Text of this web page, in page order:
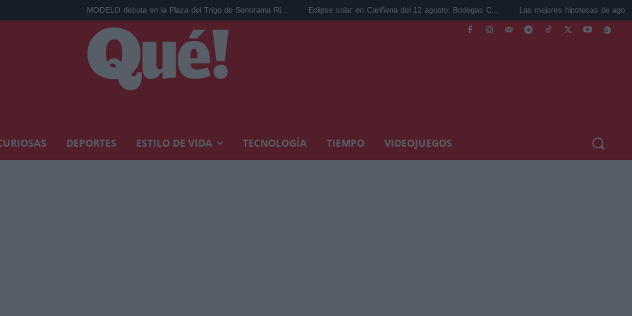
MODELO debuta en la Plaza del Trigo de Sonorama Ri... Eclipse solar en Cariñena del 12 agosto: Bodegas C... Las mejores hipotecas de agosto: el TAE más
DEPORTES ESTILO DE VIDA TECNOLOGÍA TIEMPO VIDEOJUEGOS